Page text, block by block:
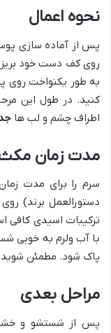
نحوه اعمال
روی کف دست خود
به طور یکنواخت
کنید. در طول این
اطراف چشم و لب ها
مدت زمان
سرم را برای مدت
دستورالعمل برند)
ترکیبات اسیدی
با آب ولرم به خوبی
پاک شود. مطمئن شوید
مراحل بعدی
پس از شستشو و خشک